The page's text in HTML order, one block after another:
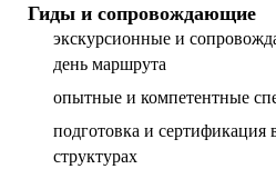
Гиды и сопровождающие
экскурсионные и
день маршрута
опытные и компетентные
подготовка и
структурах